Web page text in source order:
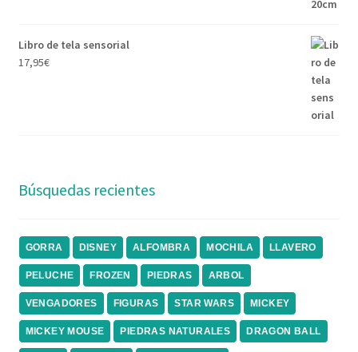
Libro de tela sensorial
17,95€
Búsquedas recientes
GORRA DISNEY ALFOMBRA MOCHILA LLAVERO
PELUCHE FROZEN PIEDRAS ARBOL
VENGADORES FIGURAS STAR WARS MICKEY
MICKEY MOUSE PIEDRAS NATURALES DRAGON BALL